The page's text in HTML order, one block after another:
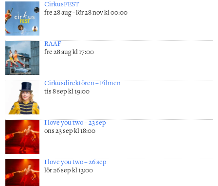
CirkusFEST
fre 28 aug - lör 28 nov kl 00:00
RAAF
fre 28 aug kl 17:00
Cirkusdirektören – Filmen
tis 8 sep kl 19:00
I love you two – 23 sep
ons 23 sep kl 18:00
I love you two – 26 sep
lör 26 sep kl 13:00